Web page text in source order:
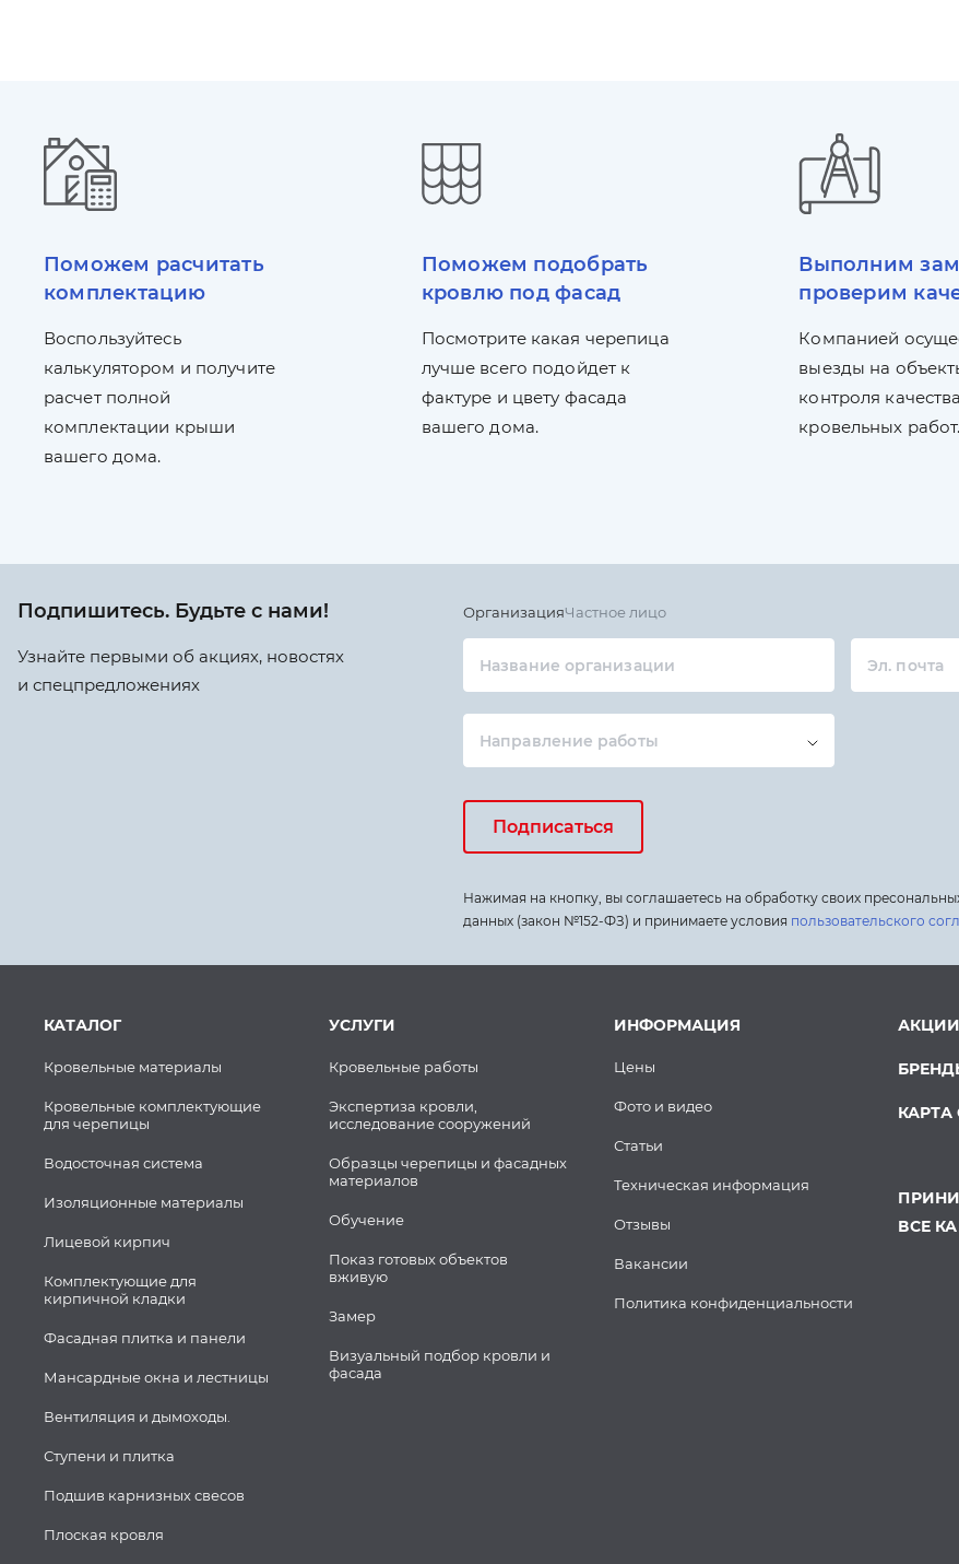
Поможем расчитать
комплектацию
Воспользуйтесь
калькулятором и получите
расчет полной
комплектации крыши
вашего дома.
Поможем подобрать
кровлю под фасад
Посмотрите какая черепица
лучше всего подойдет к
фактуре и цвету фасада
вашего дома.
Выполним
проверим
Компанией
выезды на
контроля качества
кровельных работ.
Подпишитесь. Будьте с нами!
Узнайте первыми об акциях, новостях
и спецпредложениях
ОрганизацияЧастное лицо
Название организации Эл. почта
Направление работы
Подписаться
Нажимая на кнопку, вы соглашаетесь на обработку своих
данных (закон №152-ФЗ) и принимаете условия пользовательского
КАТАЛОГ
Кровельные материалы
Кровельные комплектующие
для черепицы
Водосточная система
Изоляционные материалы
Лицевой кирпич
Комплектующие для
кирпичной кладки
Фасадная плитка и панели
Мансардные окна и лестницы
Вентиляция и дымоходы.
Ступени и плитка
Подшив карнизных свесов
Плоская кровля
УСЛУГИ
Кровельные работы
Экспертиза кровли,
исследование сооружений
Образцы черепицы и фасадных
материалов
Обучение
Показ готовых объектов
вживую
Замер
Визуальный подбор кровли и
фасада
ИНФОРМАЦИЯ
Цены
Фото и видео
Статьи
Техническая информация
Отзывы
Вакансии
Политика конфиденциальности
АКЦИИ
КАРТА
ВСЕ